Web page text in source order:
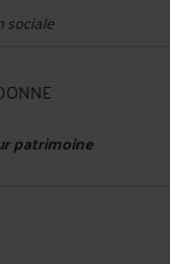
sociale
patrimoine